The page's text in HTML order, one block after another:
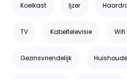
Koelkast Ijzer
TV Kabeltelevisie Wifi
Gezinsvriendelijk